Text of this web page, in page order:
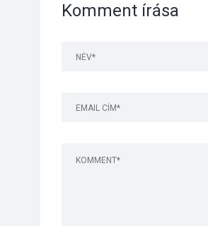
Komment írása